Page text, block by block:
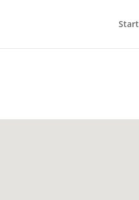
Start